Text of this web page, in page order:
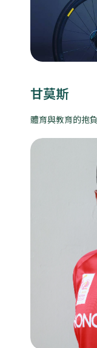
甘莫斯
體育與教育的抱負